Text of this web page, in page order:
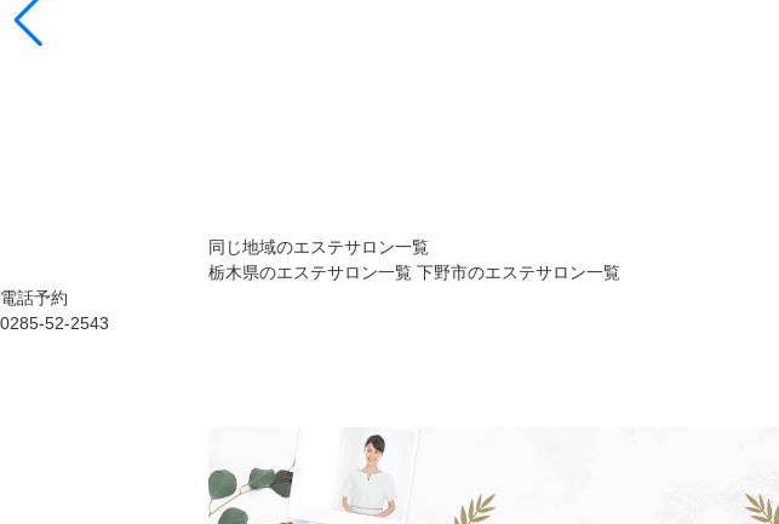
同じ地域のエステサロン一覧
栃木県のエステサロン一覧 下野市のエステサロン一覧
電話予約
0285-52-2543